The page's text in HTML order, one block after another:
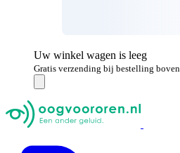
Uw winkel wagen is leeg
Gratis verzending bij bestelling boven